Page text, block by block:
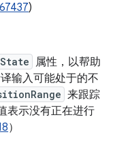
)
属性，以帮助
输入可能处于的不
来跟踪
表示没有正在进行
）